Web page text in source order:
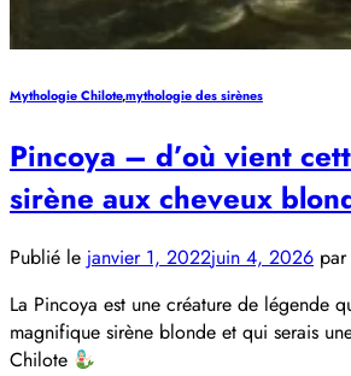
Mythologie Chilote,mythologie des sirènes
Pincoya – d’où vient
sirène aux cheveux
Publié le janvier 1, 2022juin 4, 2026 par
La Pincoya est une créature de légende
magnifique sirène blonde et qui serais
Chilote